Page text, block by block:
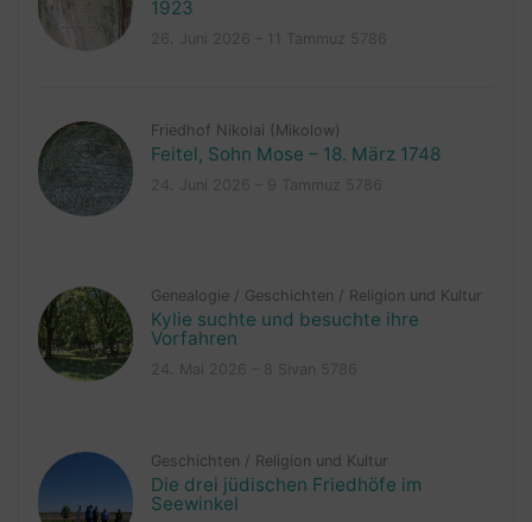
1923
Friedhof Nikolai (Mikolow)
Feitel, Sohn Mose – 18. März 1748
Genealogie / Geschichten / Religion und Kultur
Kylie suchte und besuchte ihre
Vorfahren
Geschichten / Religion und Kultur
Die drei jüdischen Friedhöfe im
Seewinkel